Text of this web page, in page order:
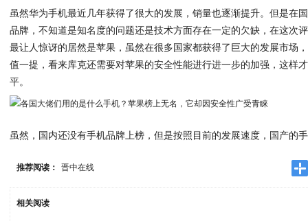
虽然华为手机最近几年获得了很大的发展，销量也逐渐提升。但是在
品牌，不知道是知名度的问题还是技术方面存在一定的欠缺，在这次
最让人惊讶的居然是苹果，虽然在很多国家都获得了巨大的发展市场
值一提，看来库克还需要对苹果的安全性能进行进一步的加强，这样
平。
虽然，国内还没有手机品牌上榜，但是按照目前的发展速度，国产的
推荐阅读： 晋中在线
相关阅读